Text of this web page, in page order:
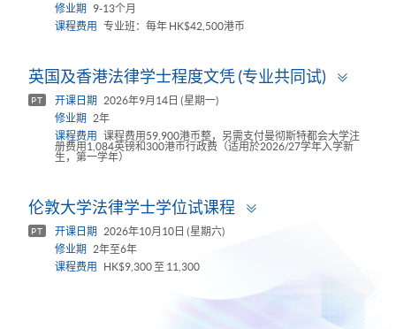
修业期
9-13个月
课程费用
专业班：每年 HK$42,500港币
英国及香港法律学士程度文凭 (专业共同试)
PT 开课日期
2026年9月14日 (星期一)
修业期
2年
课程费用
课程费用59,900港币整，另需支付曼彻斯特都会大学注
册费用1,084英镑和300港币行政费（适用於2026/27学年入学新
生，第一学年）
伦敦大学法律学士学位试课程
PT 开课日期
2026年10月10日 (星期六)
修业期
2年至6年
课程费用
HK$9,300 至 11,300